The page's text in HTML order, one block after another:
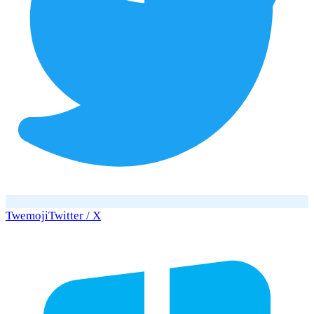
TwemojiTwitter / X